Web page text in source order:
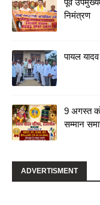
पूर्व
निमंत्रण
पायल
9 अगस्त को
सम्मान
ADVERTISMENT